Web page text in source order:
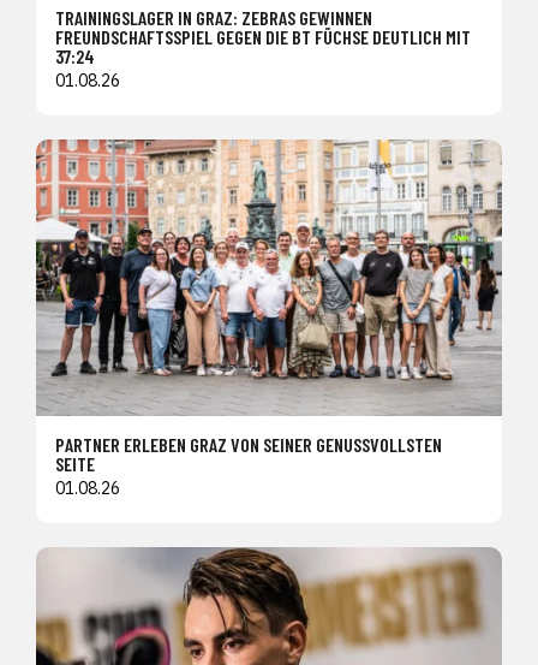
TRAININGSLAGER IN GRAZ: ZEBRAS GEWINNEN
FREUNDSCHAFTSSPIEL GEGEN DIE BT FÜCHSE DEUTLICH MIT
37:24
01.08.26
PARTNER ERLEBEN GRAZ VON SEINER GENUSSVOLLSTEN
SEITE
01.08.26